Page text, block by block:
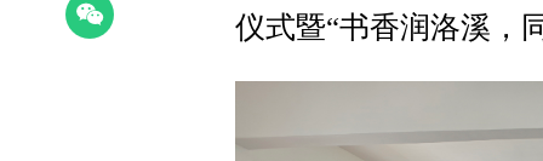
仪式暨“书香润洛溪，